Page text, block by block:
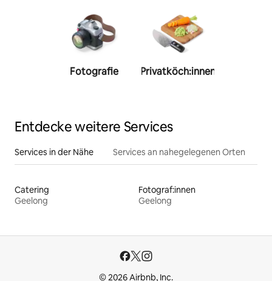
Fotografie Privatköch:innen
Entdecke weitere Services
Services in der Nähe Services an nahegelegenen Orten
Catering
Geelong
Fotograf:innen
Geelong
© 2026 Airbnb, Inc.